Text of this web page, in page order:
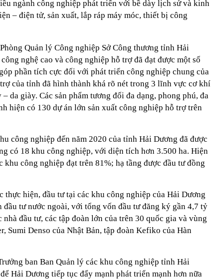
ngành công nghiệp phát triển với bề dày lịch sử và kinh
– điện tử, sản xuất, lắp ráp máy móc, thiết bị công
Quản lý Công nghiệp Sở Công thương tỉnh Hải
nghệ cao và công nghiệp hỗ trợ đã đạt được một số
phần tích cực đối với phát triển công nghiệp chung của
của tỉnh đã hình thành khá rõ nét trong 3 lĩnh vực cơ khí
da giày. Các sản phẩm tương đối đa dạng, phong phú, đa
hiện có 130 dự án lớn sản xuất công nghiệp hỗ trợ trên
công nghiệp đến năm 2020 của tỉnh Hải Dương đã được
có 18 khu công nghiệp, với diện tích hơn 3.500 ha. Hiện
khu công nghiệp đạt trên 81%; hạ tầng được đầu tư đồng
thực hiện, đầu tư tại các khu công nghiệp của Hải Dương
tư nước ngoài, với tổng vốn đầu tư đăng ký gần 4,7 tỷ
đầu tư, các tập đoàn lớn của trên 30 quốc gia và vùng
Sumi Denso của Nhật Bản, tập đoàn Kefiko của Hàn
ban Ban Quản lý các khu công nghiệp tỉnh Hải
Hải Dương tiếp tục đẩy mạnh phát triển mạnh hơn nữa